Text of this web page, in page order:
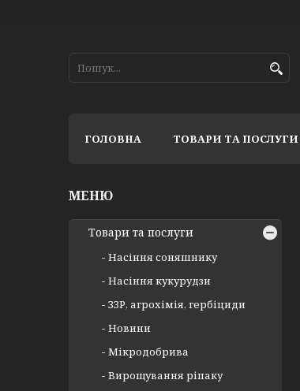
ГОЛОВНА ТОВАРИ ТА ПОСЛУГИ
Товари та послуги
Насіння соняшнику
Насіння кукурудзи
ЗЗР, агрохімія, гербіциди
Новини
Мікродобрива
Вирощування ріпаку